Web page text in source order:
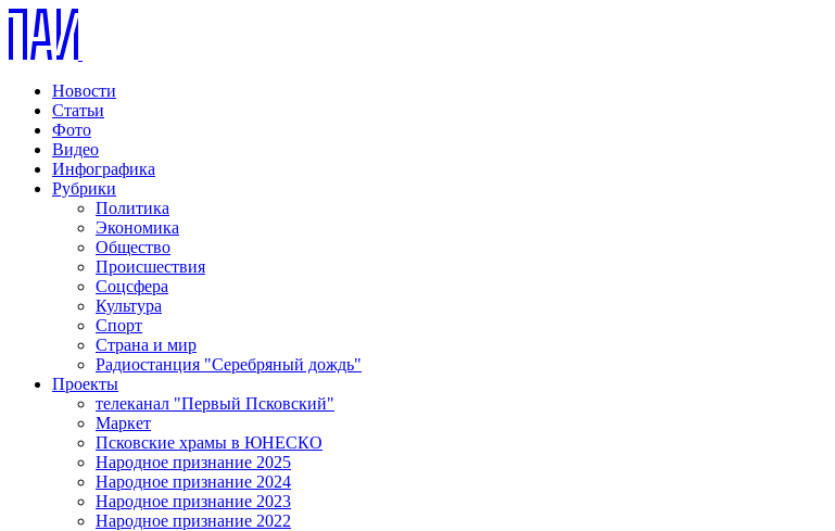
Новости
Статьи
Фото
Видео
Инфографика
Рубрики
Политика
Экономика
Общество
Происшествия
Соцсфера
Культура
Спорт
Страна и мир
Радиостанция "Серебряный дождь"
Проекты
телеканал "Первый Псковский"
Маркет
Псковские храмы в ЮНЕСКО
Народное признание 2025
Народное признание 2024
Народное признание 2023
Народное признание 2022